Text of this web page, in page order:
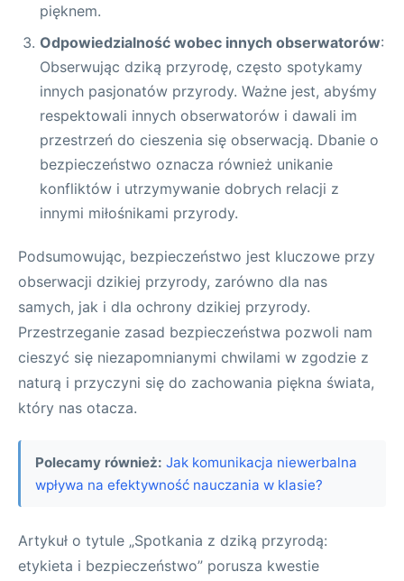
pięknem.
Odpowiedzialność wobec innych obserwatorów:
Obserwując dziką przyrodę, często spotykamy
innych pasjonatów przyrody. Ważne jest, abyśmy
respektowali innych obserwatorów i dawali im
przestrzeń do cieszenia się obserwacją. Dbanie o
bezpieczeństwo oznacza również unikanie
konfliktów i utrzymywanie dobrych relacji z
innymi miłośnikami przyrody.
Podsumowując, bezpieczeństwo jest kluczowe przy
obserwacji dzikiej przyrody, zarówno dla nas
samych, jak i dla ochrony dzikiej przyrody.
Przestrzeganie zasad bezpieczeństwa pozwoli nam
cieszyć się niezapomnianymi chwilami w zgodzie z
naturą i przyczyni się do zachowania piękna świata,
który nas otacza.
Polecamy również: Jak komunikacja niewerbalna
wpływa na efektywność nauczania w klasie?
Artykuł o tytule „Spotkania z dziką przyrodą:
etykieta i bezpieczeństwo” porusza kwestie